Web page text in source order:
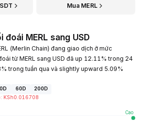
Mua MERL
đoái MERL sang USD
(Merlin Chain) đang giao dịch ở mức
từ MERL sang USD đã up 12.11% trong 24
trong tuần qua và slightly upward 5.09%
60D
200D
: KSh0.016708